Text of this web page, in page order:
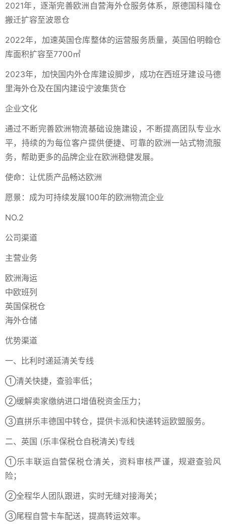
2021年，逐渐完善欧洲自营海外仓服务体系，原德国科隆仓
搬迁扩容至波恩仓
2022年，加速英国仓库整体的运营服务质量，英国伯明翰仓
库面积扩容至7700㎡
2023年，加快国内外仓库建设脚步，成功在西班牙建设马德
里海外仓及在国内建设宁波集货仓
企业文化
通过不断完善欧洲物流基础设施建设，不断提高团队专业水
平，持续的为每位客户提供便捷、可靠的欧洲一站式物流服
务，帮助更多的品牌企业在欧洲稳健发展。
使命：让优质产品畅达欧洲
愿景：成为可持续发展100年的欧洲物流企业
NO.2
公司渠道
主营业务
欧洲海运
中欧班列
英国保税仓
海外仓储
优势渠道
一、比利时递延清关专线
①清关快捷，查验率低；
②缓解卖家缴纳进口增值税资金压力；
③直拼乐丰德国中转仓，提供卡派和快递转运欧盟服务。
二、英国 (乐丰保税仓自税清关)专线
①乐丰联运自营保税仓清关，资料审核严谨，规避查验风
险；
②全程华人团队跟进，实时无缝对接海关；
③尾程自营卡车配送，提高转运效率。